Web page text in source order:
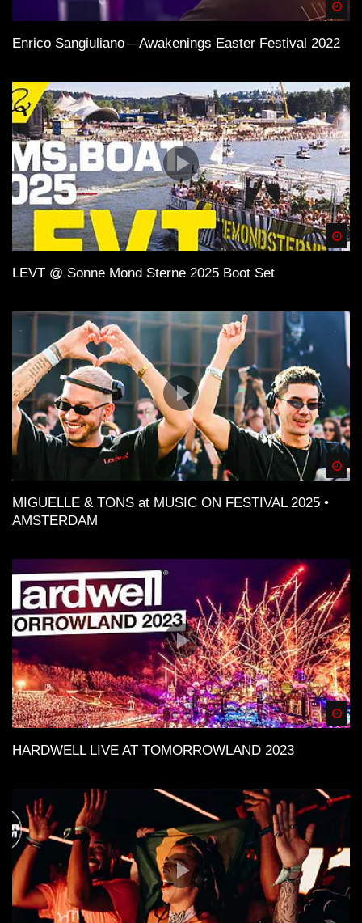
Enrico Sangiuliano – Awakenings Easter Festival 2022
LEVT @ Sonne Mond Sterne 2025 Boot Set
MIGUELLE & TONS at MUSIC ON FESTIVAL 2025 •
AMSTERDAM
HARDWELL LIVE AT TOMORROWLAND 2023